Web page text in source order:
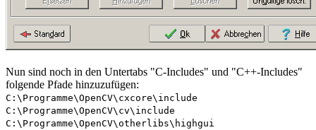
Nun sind noch in den Untertabs "C-Includes" und "C++-Includes"
folgende Pfade hinzuzufügen:
C:\Programme\OpenCV\cxcore\include
C:\Programme\OpenCV\cv\include
C:\Programme\OpenCV\otherlibs\highgui